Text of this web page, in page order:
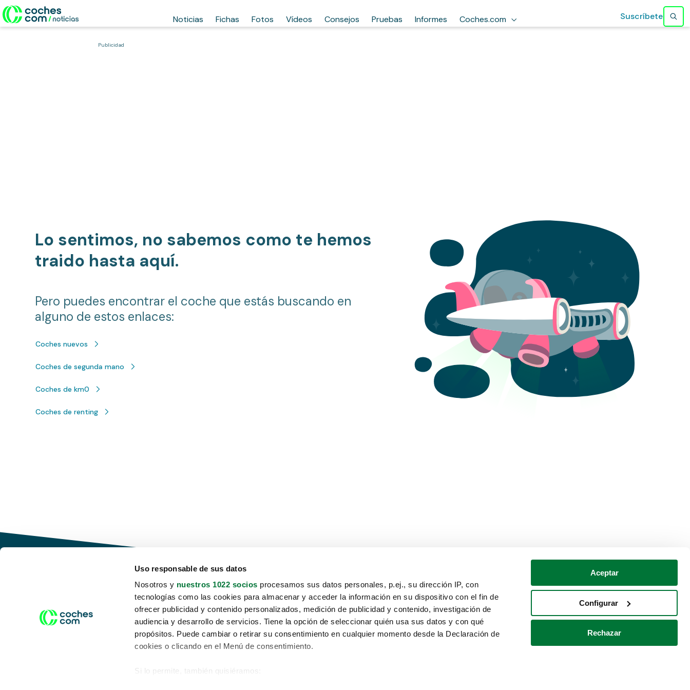
Uso responsable de sus datos
Nosotros y nuestros 1022 socios procesamos sus datos personales, p.ej., su dirección IP, con
tecnologías como las cookies para almacenar y acceder la información en su dispositivo con el fin de
ofrecer publicidad y contenido personalizados, medición de publicidad y contenido, investigación de
audiencia y desarrollo de servicios. Tiene la opción de seleccionar quién usa sus datos y con qué
propósitos. Puede cambiar o retirar su consentimiento en cualquier momento desde la Declaración de
cookies o clicando en el Menú de consentimiento.
Si lo permite, también quisiéramos:
Aceptar
Configurar
Rechazar
Noticias Fichas Fotos Vídeos Consejos Pruebas Informes Coches.com Suscríbete
Publicidad
Lo sentimos, no sabemos como te hemos
traido hasta aquí.
Pero puedes encontrar el coche que estás buscando en
alguno de estos enlaces:
Coches nuevos
Coches de segunda mano
Coches de km0
Coches de renting
Conduce tu futuro,
desata tu movilidad